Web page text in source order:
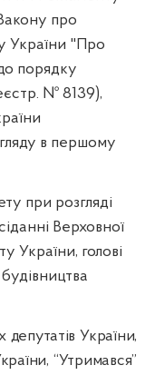
про
України "Про
порядку
№ 8139),
в першому
при розгляді
Верховної
України, голові
України,
“Утримався”